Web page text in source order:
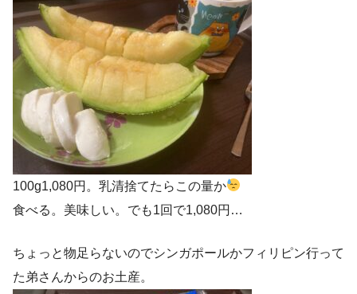
100g1,080円。乳清捨てたらこの量か
食べる。美味しい。でも1回で1,080円…
ちょっと物足らないのでシンガポールかフィリピン行って
た弟さんからのお土産。